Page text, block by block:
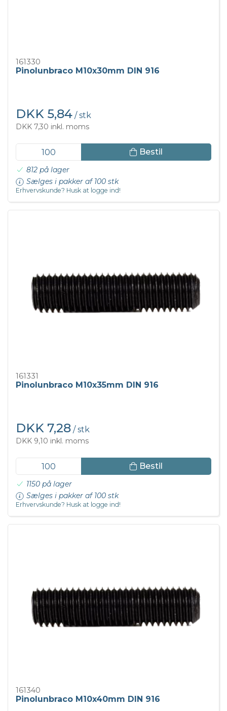
161330
Pinolunbraco M10x30mm DIN 916
DKK 5,84 / stk
DKK 7,30 inkl. moms
Bestil
812 på lager
Sælges i pakker af 100 stk
Erhvervskunde? Husk at logge ind!
161331
Pinolunbraco M10x35mm DIN 916
DKK 7,28 / stk
DKK 9,10 inkl. moms
Bestil
1150 på lager
Sælges i pakker af 100 stk
Erhvervskunde? Husk at logge ind!
161340
Pinolunbraco M10x40mm DIN 916